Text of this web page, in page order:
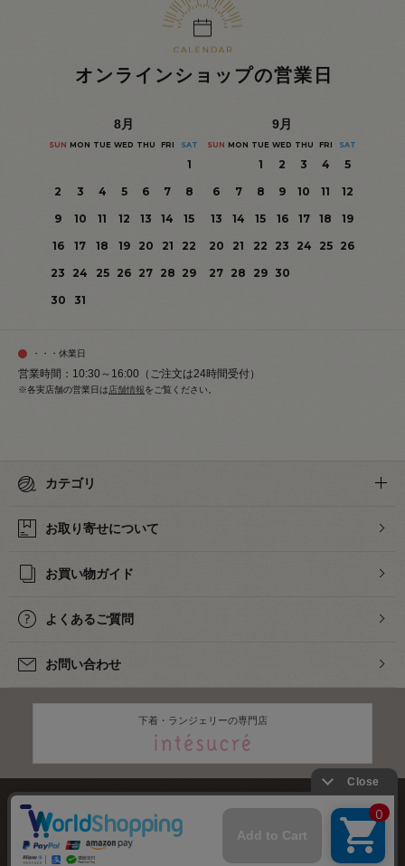
オンラインショップの営業日
8月
SUN MON TUE WED THU FRI SAT
1
2
3 4 5 6 7
8
9
10 11 12 13 14
15
16
17 18 19 20 21
22
23
24 25 26 27 28 29
30
31
9月
SUN MON TUE WED THU FRI SAT
1 2 3 4
5
6
7 8 9 10 11
12
13
14 15 16 17 18
19
20
21 22 23 24 25
26
27 28 29 30
・・・休業日
営業時間：10:30～16:00（ご注文は24時間受付）
※各実店舗の営業日は 店舗情報をご覧ください。
カテゴリ
お取り寄せについて
お買い物ガイド
よくあるご質問
お問い合わせ
下着・ランジェリーの専門店
会社概要 採用情報
特定商取引法に基づく表記 サイトマップ